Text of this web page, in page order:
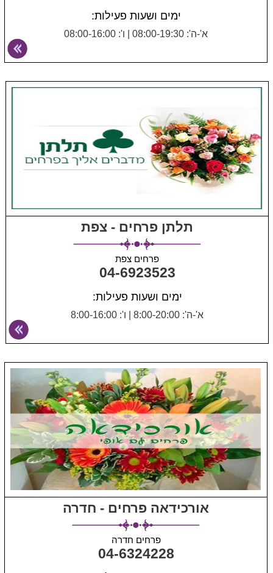
ימים ושעות פעילות:
א'-ה': 08:00-19:30 ו': 08:00-16:00
תלתן פרחים - צפת
פרחים צפת
04-6923523
ימים ושעות פעילות:
א'-ה': 8:00-20:00 ו': 8:00-16:00
אורכידאה פרחים - חדרה
פרחים חדרה
04-6324228